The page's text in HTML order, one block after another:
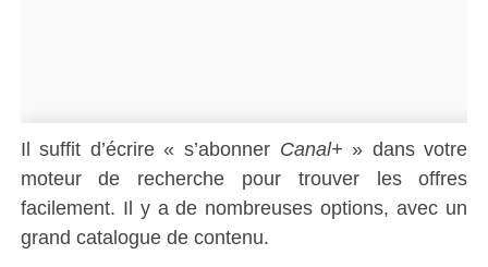
Il suffit d’écrire « s’abonner Canal+ » dans votre
moteur de recherche pour trouver les offres
facilement. Il y a de nombreuses options, avec un
grand catalogue de contenu.